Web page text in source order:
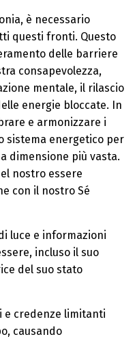
è necessario
questi fronti. Questo
delle barriere
consapevolezza,
mentale, il rilascio
energie bloccate. In
e armonizzare i
sistema energetico per
dimensione più vasta.
nostro essere
con il nostro Sé
luce e informazioni
incluso il suo
del suo stato
e credenze limitanti
causando